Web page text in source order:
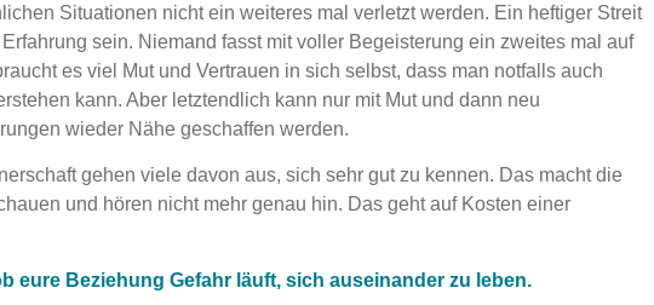
Situationen nicht ein weiteres mal verletzt werden. Ein heftiger Streit
sein. Niemand fasst mit voller Begeisterung ein zweites mal auf
es viel Mut und Vertrauen in sich selbst, dass man notfalls auch
kann. Aber letztendlich kann nur mit Mut und dann neu
wieder Nähe geschaffen werden.
gehen viele davon aus, sich sehr gut zu kennen. Das macht die
und hören nicht mehr genau hin. Das geht auf Kosten einer
eure Beziehung Gefahr läuft, sich auseinander zu leben.